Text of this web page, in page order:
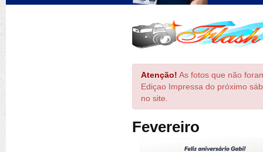
Atenção! As fotos que não
Ediçao Impressa do próximo
no site.
Fevereiro